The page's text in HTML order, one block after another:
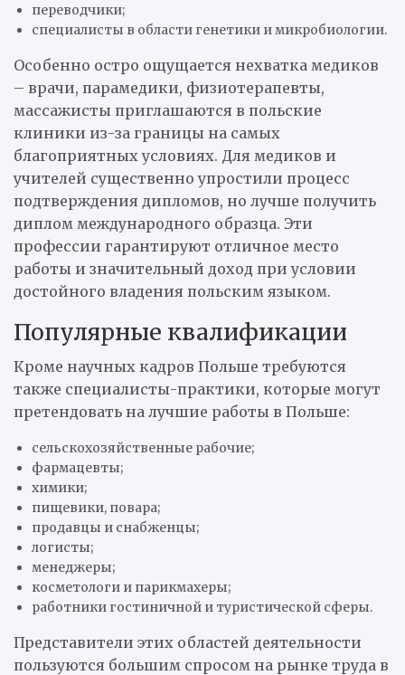
переводчики;
специалисты в области генетики и микробиологии.
Особенно остро ощущается нехватка медиков
– врачи, парамедики, физиотерапевты,
массажисты приглашаются в польские
клиники из-за границы на самых
благоприятных условиях. Для медиков и
учителей существенно упростили процесс
подтверждения дипломов, но лучше получить
диплом международного образца. Эти
профессии гарантируют отличное место
работы и значительный доход при условии
достойного владения польским языком.
Популярные квалификации
Кроме научных кадров Польше требуются
также специалисты-практики, которые могут
претендовать на лучшие работы в Польше:
сельскохозяйственные рабочие;
фармацевты;
химики;
пищевики, повара;
продавцы и снабженцы;
логисты;
менеджеры;
косметологи и парикмахеры;
работники гостиничной и туристической сферы.
Представители этих областей деятельности
пользуются большим спросом на рынке труда в